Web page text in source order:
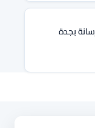
بجدة